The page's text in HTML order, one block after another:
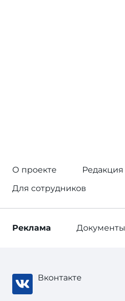
О проекте
Редакция
Для сотрудников
Реклама Документы
Вконтакте